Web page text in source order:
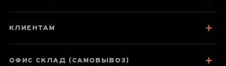
КЛИЕНТАМ
ОФИС СКЛАД (САМОВЫВОЗ)